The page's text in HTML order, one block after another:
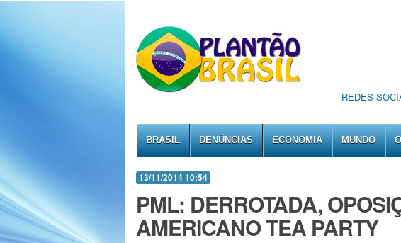
REDES
BRASIL DENÚNCIAS ECONOMIA MUNDO
13/11/2014 10:54
PML: DERROTADA,
AMERICANO TEA PARTY